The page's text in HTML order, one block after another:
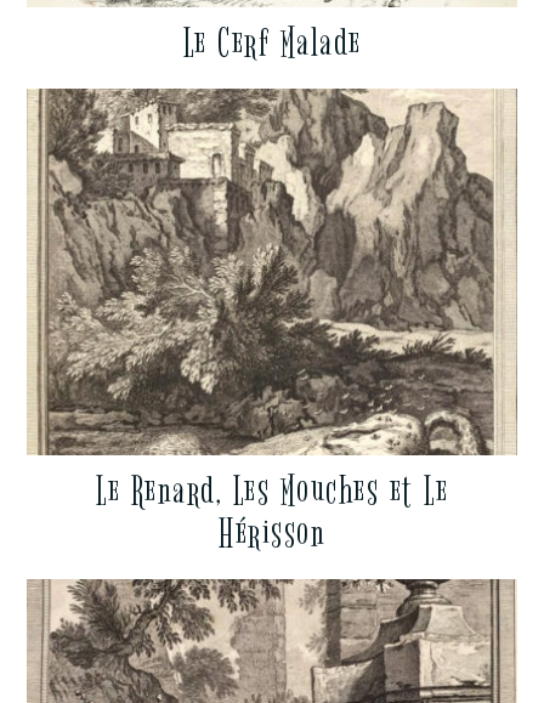
Le Cerf Malade
Le Renard, Les Mouches et Le
Hérisson